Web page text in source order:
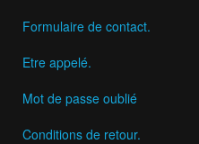
Formulaire de contact.
Etre appelé.
Mot de passe oublié
Conditions de retour.